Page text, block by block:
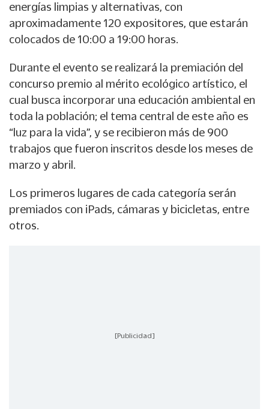
energías limpias y alternativas, con
aproximadamente 120 expositores, que estarán
colocados de 10:00 a 19:00 horas.
Durante el evento se realizará la premiación del
concurso premio al mérito ecológico artístico, el
cual busca incorporar una educación ambiental en
toda la población; el tema central de este año es
“luz para la vida”, y se recibieron más de 900
trabajos que fueron inscritos desde los meses de
marzo y abril.
Los primeros lugares de cada categoría serán
premiados con iPads, cámaras y bicicletas, entre
otros.
[Publicidad]